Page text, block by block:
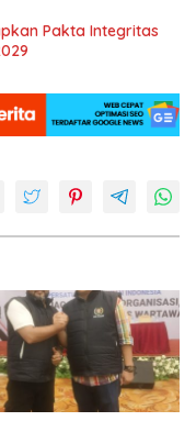
Pakta Integritas